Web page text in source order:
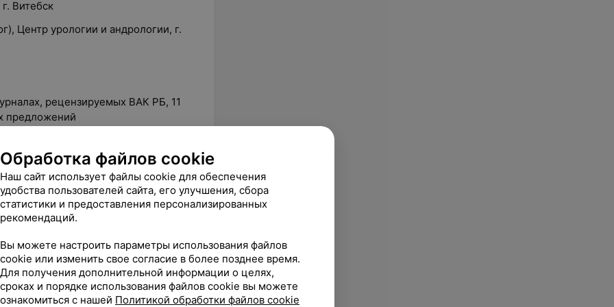
Витебск
Центр урологии и андрологии, г.
рецензируемых ВАК РБ, 11
предложений
Республики Беларусь
ученым
академии наук В.Ф.
Республики Беларусь
ученым
Обработка файлов cookie
Наш сайт использует файлы cookie для обеспечения
удобства пользователей сайта, его улучшения, сбора
статистики и предоставления персонализированных
рекомендаций.
Вы можете настроить параметры использования файлов
cookie или изменить свое согласие в более позднее время.
Для получения дополнительной информации о целях,
сроках и порядке использования файлов cookie вы можете
ознакомиться с нашей Политикой обработки файлов cookie